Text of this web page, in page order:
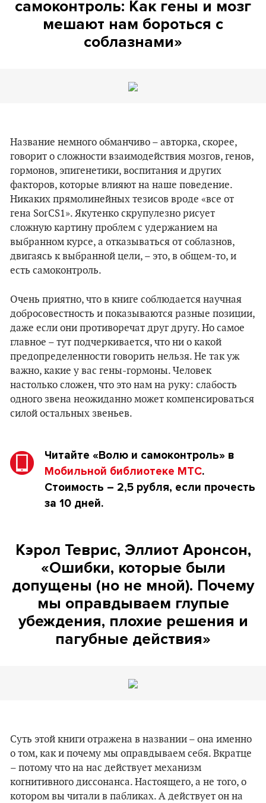
самоконтроль: Как гены и мозг
мешают нам бороться с
соблазнами»
Название немного обманчиво – авторка, скорее,
говорит о сложности взаимодействия мозгов, генов,
гормонов, эпигенетики, воспитания и других
факторов, которые влияют на наше поведение.
Никаких прямолинейных тезисов вроде «все от
гена SorCS1». Якутенко скрупулезно рисует
сложную картину проблем с удержанием на
выбранном курсе, а отказываться от соблазнов,
двигаясь к выбранной цели, – это, в общем-то, и
есть самоконтроль.
Очень приятно, что в книге соблюдается научная
добросовестность и показываются разные позиции,
даже если они противоречат друг другу. Но самое
главное – тут подчеркивается, что ни о какой
предопределенности говорить нельзя. Не так уж
важно, какие у вас гены-гормоны. Человек
настолько сложен, что это нам на руку: слабость
одного звена неожиданно может компенсироваться
силой остальных звеньев.
Читайте «Волю и самоконтроль» в
Мобильной библиотеке МТС.
Стоимость – 2,5 рубля, если прочесть
за 10 дней.
Кэрол Теврис, Эллиот Аронсон,
«Ошибки, которые были
допущены (но не мной). Почему
мы оправдываем глупые
убеждения, плохие решения и
пагубные действия»
Суть этой книги отражена в названии – она именно
о том, как и почему мы оправдываем себя. Вкратце
– потому что на нас действует механизм
когнитивного диссонанса. Настоящего, а не того, о
котором вы читали в пабликах. А действует он на